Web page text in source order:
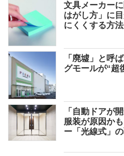
文具メーカー
はがし方」に
にくくする方
「廃墟」と呼
グモールが“超
「自動ドアが
服装が原因か
ー「光線式」